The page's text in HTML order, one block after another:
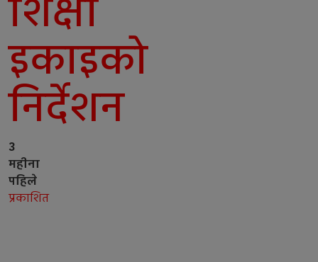
शिक्षा
इकाइको
निर्देशन
3
महीना
पहिले
प्रकाशित